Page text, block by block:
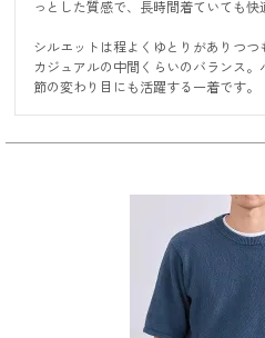
っとした質感で、長時間着ていても快
シルエットは程よくゆとりがありつ
カジュアルの中間くらいのバランス
節の変わり目にも活躍する一着です。